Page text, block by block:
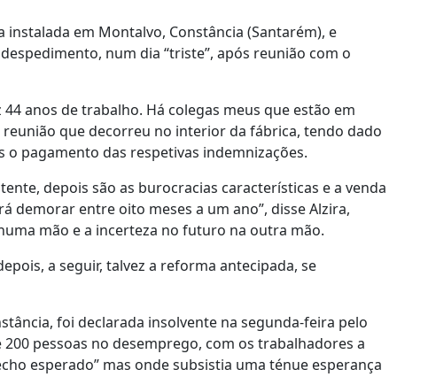
em Montalvo, Constância (Santarém), e
num dia “triste”, após reunião com o
anos de trabalho. Há colegas meus que estão em
que decorreu no interior da fábrica, tendo dado
pagamento das respetivas indemnizações.
depois são as burocracias características e a venda
demorar entre oito meses a um ano”, disse Alzira,
mão e a incerteza no futuro na outra mão.
a seguir, talvez a reforma antecipada, se
foi declarada insolvente na segunda-feira pelo
pessoas no desemprego, com os trabalhadores a
esperado” mas onde subsistia uma ténue esperança